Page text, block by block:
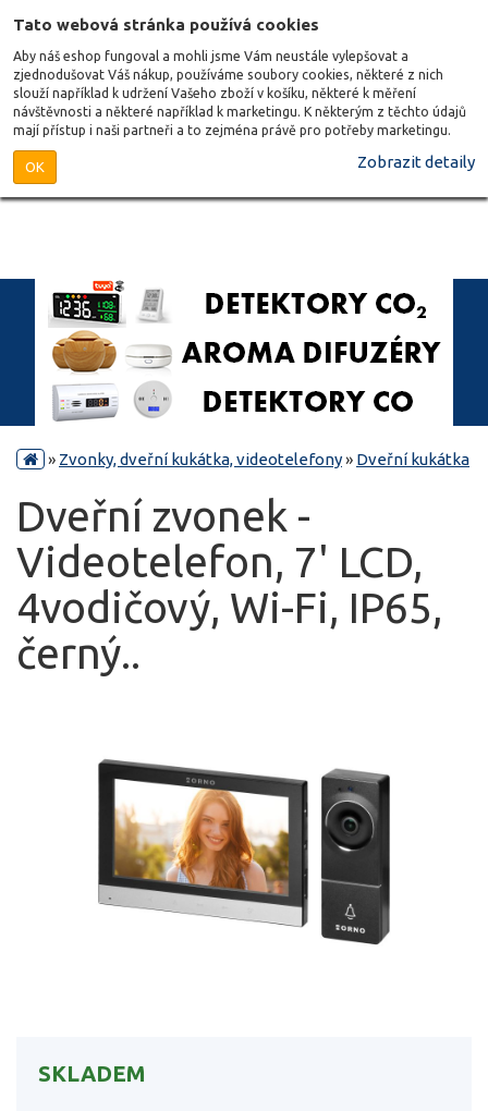
Tato webová stránka používá cookies
Aby náš eshop fungoval a mohli jsme Vám neustále vylepšovat a
zjednodušovat Váš nákup, používáme soubory cookies, některé z nich
slouží například k udržení Vašeho zboží v košíku, některé k měření
návštěvnosti a některé například k marketingu. K některým z těchto údajů
mají přístup i naši partneři a to zejména právě pro potřeby marketingu.
OK Zobrazit detaily
» Zvonky, dveřní kukátka, videotelefony» Dveřní kukátka
Dveřní zvonek -
Videotelefon, 7' LCD,
4vodičový, Wi-Fi, IP65,
černý..
SKLADEM